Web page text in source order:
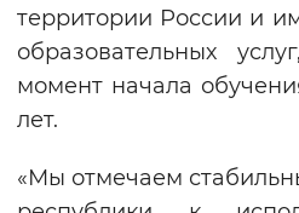
территории России и
образовательных
момент начала
лет.
«Мы отмечаем